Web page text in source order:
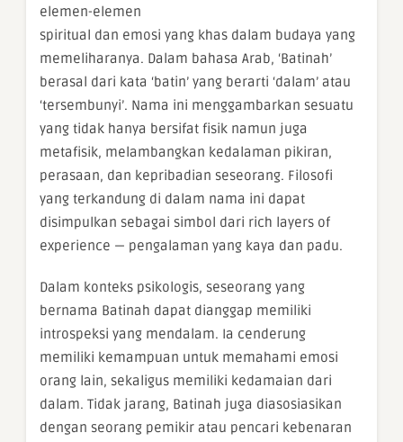
elemen-elemen
spiritual dan emosi yang khas dalam budaya yang
memeliharanya. Dalam bahasa Arab, ‘Batinah’
berasal dari kata ‘batin’ yang berarti ‘dalam’ atau
‘tersembunyi’. Nama ini menggambarkan sesuatu
yang tidak hanya bersifat fisik namun juga
metafisik, melambangkan kedalaman pikiran,
perasaan, dan kepribadian seseorang. Filosofi
yang terkandung di dalam nama ini dapat
disimpulkan sebagai simbol dari rich layers of
experience — pengalaman yang kaya dan padu.
Dalam konteks psikologis, seseorang yang
bernama Batinah dapat dianggap memiliki
introspeksi yang mendalam. Ia cenderung
memiliki kemampuan untuk memahami emosi
orang lain, sekaligus memiliki kedamaian dari
dalam. Tidak jarang, Batinah juga diasosiasikan
dengan seorang pemikir atau pencari kebenaran